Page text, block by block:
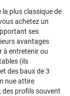
plus classique de
achetez un
ses
avantages
à entretenir ou
(ils
des baux de 3
nue attire
des profils souvent